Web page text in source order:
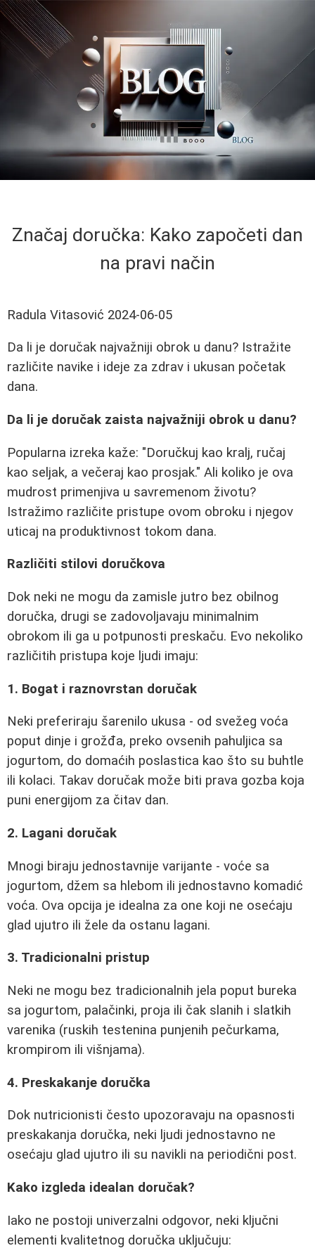
Značaj doručka: Kako započeti dan
na pravi način
Radula Vitasović 2024-06-05
Da li je doručak najvažniji obrok u danu? Istražite
različite navike i ideje za zdrav i ukusan početak
dana.
Da li je doručak zaista najvažniji obrok u danu?
Popularna izreka kaže: "Doručkuj kao kralj, ručaj
kao seljak, a večeraj kao prosjak." Ali koliko je ova
mudrost primenjiva u savremenom životu?
Istražimo različite pristupe ovom obroku i njegov
uticaj na produktivnost tokom dana.
Različiti stilovi doručkova
Dok neki ne mogu da zamisle jutro bez obilnog
doručka, drugi se zadovoljavaju minimalnim
obrokom ili ga u potpunosti preskaču. Evo nekoliko
različitih pristupa koje ljudi imaju:
1. Bogat i raznovrstan doručak
Neki preferiraju šarenilo ukusa - od svežeg voća
poput dinje i grožđa, preko ovsenih pahuljica sa
jogurtom, do domaćih poslastica kao što su buhtle
ili kolaci. Takav doručak može biti prava gozba koja
puni energijom za čitav dan.
2. Lagani doručak
Mnogi biraju jednostavnije varijante - voće sa
jogurtom, džem sa hlebom ili jednostavno komadić
voća. Ova opcija je idealna za one koji ne osećaju
glad ujutro ili žele da ostanu lagani.
3. Tradicionalni pristup
Neki ne mogu bez tradicionalnih jela poput bureka
sa jogurtom, palačinki, proja ili čak slanih i slatkih
varenika (ruskih testenina punjenih pečurkama,
krompirom ili višnjama).
4. Preskakanje doručka
Dok nutricionisti često upozoravaju na opasnosti
preskakanja doručka, neki ljudi jednostavno ne
osećaju glad ujutro ili su navikli na periodični post.
Kako izgleda idealan doručak?
Iako ne postoji univerzalni odgovor, neki ključni
elementi kvalitetnog doručka uključuju: